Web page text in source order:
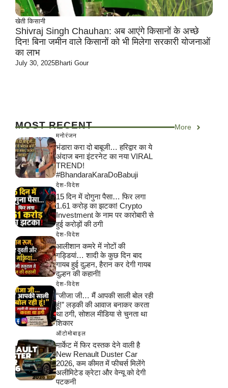
खेती किसानी
Shivraj Singh Chauhan: अब आएंगे किसानों के अच्छे
दिन! बिना जमीन वाले किसानों को भी मिलेगा सरकारी योजनाओं
का लाभ
July 30, 2025Bharti Gour
MOST RECENT More
मनोरंजन
भंडारा करा दो बाबूजी… हरिद्वार का ये
अंदाज बना इंटरनेट का नया VIRAL
TREND!
#BhandaraKaraDoBabuji
देश-विदेश
15 दिन में दोगुना पैसा… फिर लगा
1.61 करोड़ का झटका! Crypto
Investment के नाम पर कारोबारी से
हुई करोड़ों की ठगी
देश-विदेश
आलीशान कमरे में नोटों की
गड्डियां… शादी के कुछ दिन बाद
गायब हुई दुल्हन, हैरान कर देगी गायब
दुल्हन की कहानी!
देश-विदेश
“जीजा जी… मैं आपकी साली बोल रही
हूं!” लड़की की आवाज बनाकर करता
था ठगी, सोशल मीडिया से चुनता था
शिकार
ऑटोमोबाइल
मार्केट में फिर दस्तक देने वाली है
New Renault Duster Car
2026, कम कीमत में फीचर्स मिलेंगे
अलीमिटेड क्रेटा और वेन्यू को देगी
पटकनी